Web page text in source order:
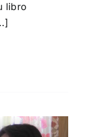
libro